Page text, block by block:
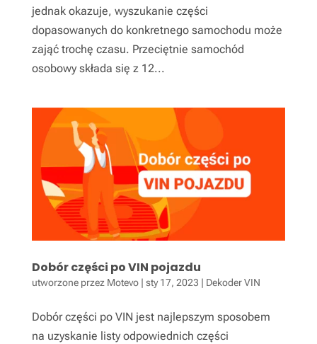
jednak okazuje, wyszukanie części
dopasowanych do konkretnego samochodu może
zająć trochę czasu. Przeciętnie samochód
osobowy składa się z 12...
Dobór części po VIN pojazdu
utworzone przez Motevo| sty 17, 2023 | Dekoder VIN
Dobór części po VIN jest najlepszym sposobem
na uzyskanie listy odpowiednich części